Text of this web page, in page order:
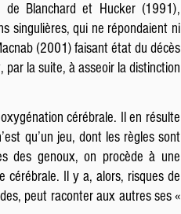
de Blanchard et Hucker (1991),
singulières, qui ne répondaient ni
(2001) faisant état du décès
la suite, à asseoir la distinction
cérébrale. Il en résulte
qu’un jeu, dont les règles sont
des genoux, on procède à une
cérébrale. Il y a, alors, risques de
peut raconter aux autres ses «